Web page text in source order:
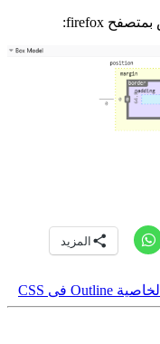
المزيد
الخاصية Outline فى CSS